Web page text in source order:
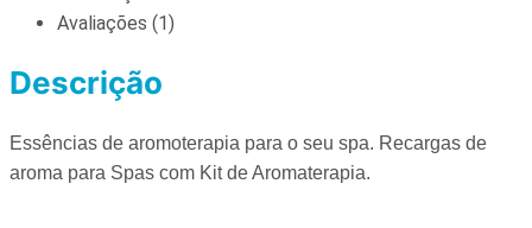
Avaliações (1)
Descrição
Essências de aromoterapia para o seu spa. Recargas de
aroma para Spas com Kit de Aromaterapia.